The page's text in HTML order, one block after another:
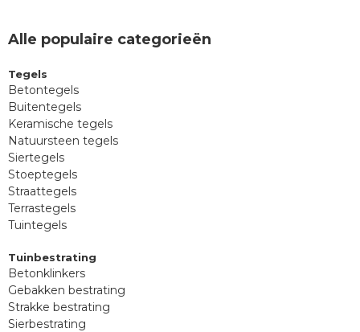
Alle populaire categorieën
Tegels
Betontegels
Buitentegels
Keramische tegels
Natuursteen tegels
Siertegels
Stoeptegels
Straattegels
Terrastegels
Tuintegels
Tuinbestrating
Betonklinkers
Gebakken bestrating
Strakke bestrating
Sierbestrating